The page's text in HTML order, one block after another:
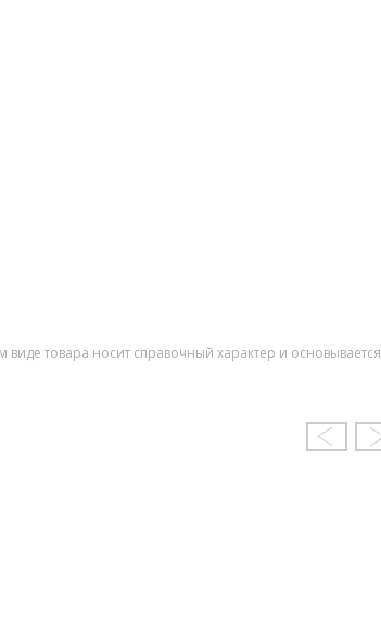
товара носит справочный характер и основывается